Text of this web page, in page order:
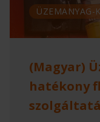
ÜZEMANYAG-
(Magyar)
hatékony